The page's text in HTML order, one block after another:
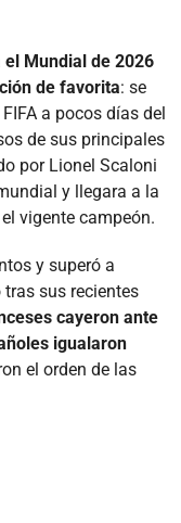
Mundial de 2026
de favorita: se
a pocos días del
de sus principales
por Lionel Scaloni
y llegara a la
vigente campeón.
y superó a
tras sus recientes
cayeron ante
igualaron
el orden de las